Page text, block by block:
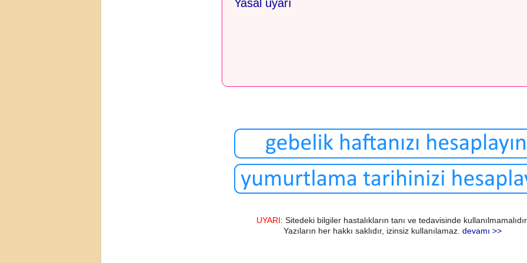
Yasal uyarı
UYARI: Sitedeki bilgiler hastalıkların tanı ve tedavisinde
Yazıların her hakkı saklıdır, izinsiz kullanılamaz. devamı >>